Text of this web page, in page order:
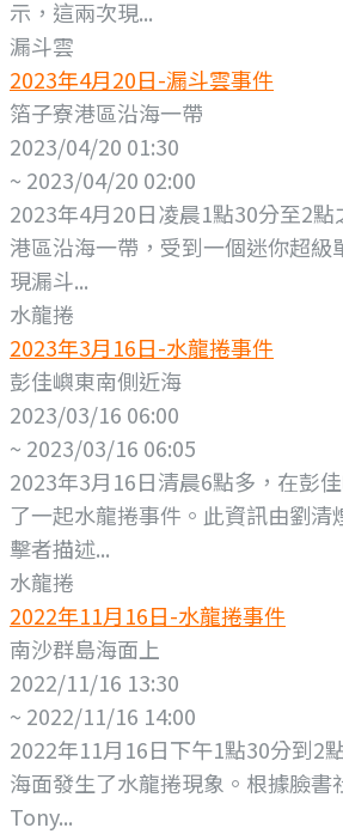
示，這兩次現...
漏斗雲
2023年4月20日-漏斗雲事件
箔子寮港區沿海一帶
2023/04/20 01:30
~ 2023/04/20 02:00
2023年4月20日凌晨1點30分至2
港區沿海一帶，受到一個迷你超級
現漏斗...
水龍捲
2023年3月16日-水龍捲事件
彭佳嶼東南側近海
2023/03/16 06:00
~ 2023/03/16 06:05
2023年3月16日清晨6點多，在彭
了一起水龍捲事件。此資訊由劉清
擊者描述...
水龍捲
2022年11月16日-水龍捲事件
南沙群島海面上
2022/11/16 13:30
~ 2022/11/16 14:00
2022年11月16日下午1點30分到2
海面發生了水龍捲現象。根據臉書
Tony...